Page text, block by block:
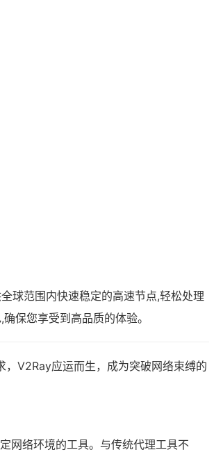
全球范围内快速稳定的高速节点,轻松处理
保您享受到高品质的体验。
V2Ray应运而生，成为突破网络束缚的
网络环境的工具。与传统代理工具不